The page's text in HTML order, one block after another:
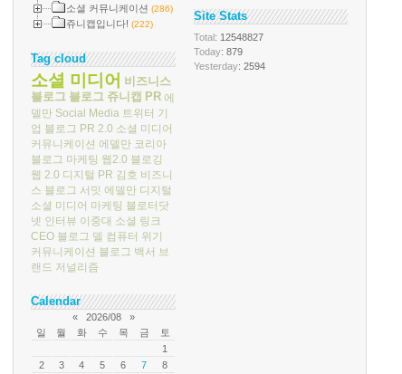
소셜 커뮤니케이션 (286)
쥬니캡입니다! (222)
Tag cloud
소셜 미디어 비즈니스
블로그 블로그 쥬니캡 PR 에
델만 Social Media 트위터 기
업 블로그 PR 2.0 소셜 미디어
커뮤니케이션 에델만 코리아
블로그 마케팅 웹2.0 블로깅
웹 2.0 디지털 PR 김호 비즈니
스 블로그 서밋 에델만 디지털
소셜 미디어 마케팅 블로터닷
넷 인터뷰 이중대 소셜 링크
CEO 블로그 델 컴퓨터 위기
커뮤니케이션 블로그 백서 브
랜드 저널리즘
Calendar
« 2026/08
»
일
월 화 수 목 금
토
1
2
3 4 5 6 7
8
Site Stats
Total: 12548827
Today: 879
Yesterday: 2594